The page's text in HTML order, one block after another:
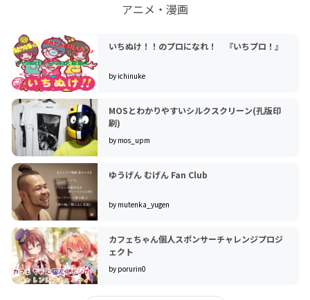
アニメ・漫画
いちぬけ！！のプロになれ！ 『いちプロ！』
by ichinuke
MOSとわかりやすいシルクスクリーン(孔版印
刷)
by mos_upm
ゆうげん むげん Fan Club
by mutenka_yugen
カフェちゃん個人スポンサーチャレンジプロジ
ェクト
by porurin0